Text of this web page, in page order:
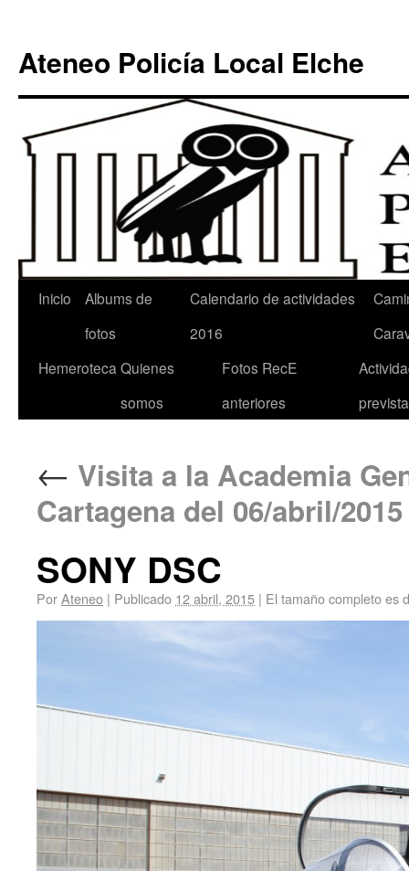
Ateneo Policía Local Elche
Inicio
Albums de
fotos
Calendario de actividades
2016
Hemeroteca Quienes
somos
Fotos RecE
anteriores
← Visita a la Academia
Cartagena del 06/abril/2015
SONY DSC
PorAteneo | Publicado 12 abril, 2015 | El tamaño completo es